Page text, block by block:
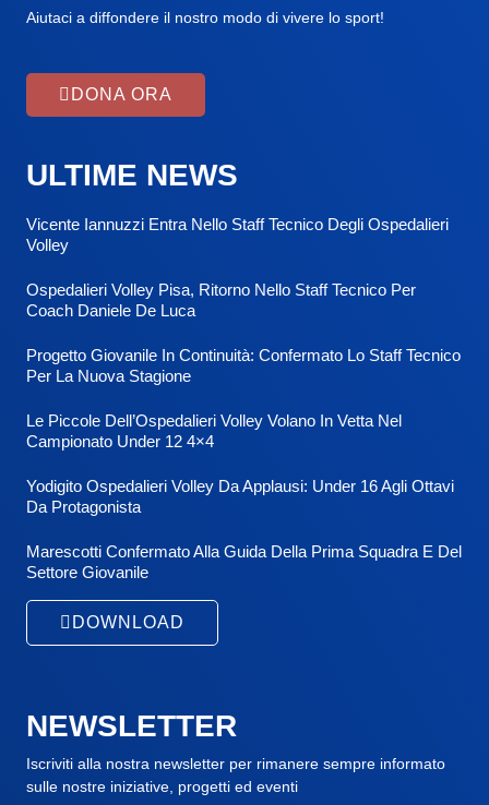
Aiutaci a diffondere il nostro modo di vivere lo sport!
DONA ORA
ULTIME NEWS
Vicente Iannuzzi Entra Nello Staff Tecnico Degli Ospedalieri
Volley
Ospedalieri Volley Pisa, Ritorno Nello Staff Tecnico Per
Coach Daniele De Luca
Progetto Giovanile In Continuità: Confermato Lo Staff Tecnico
Per La Nuova Stagione
Le Piccole Dell’Ospedalieri Volley Volano In Vetta Nel
Campionato Under 12 4×4
Yodigito Ospedalieri Volley Da Applausi: Under 16 Agli Ottavi
Da Protagonista
Marescotti Confermato Alla Guida Della Prima Squadra E Del
Settore Giovanile
DOWNLOAD
NEWSLETTER
Iscriviti alla nostra newsletter per rimanere sempre informato
sulle nostre iniziative, progetti ed eventi